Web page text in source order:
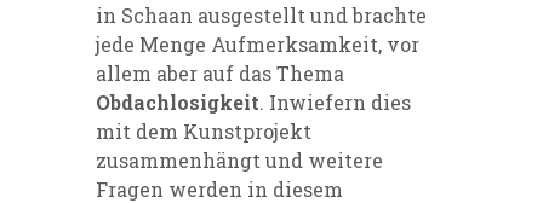
in Schaan ausgestellt und brachte
jede Menge Aufmerksamkeit, vor
allem aber auf das Thema
Obdachlosigkeit. Inwiefern dies
mit dem Kunstprojekt
zusammenhängt und weitere
Fragen werden in diesem